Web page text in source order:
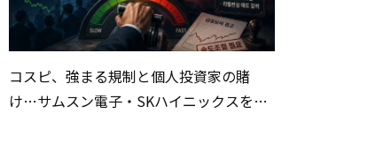
コスピ、強まる規制と個人投資家の賭
け…サムスン電子・SKハイニックスを巡